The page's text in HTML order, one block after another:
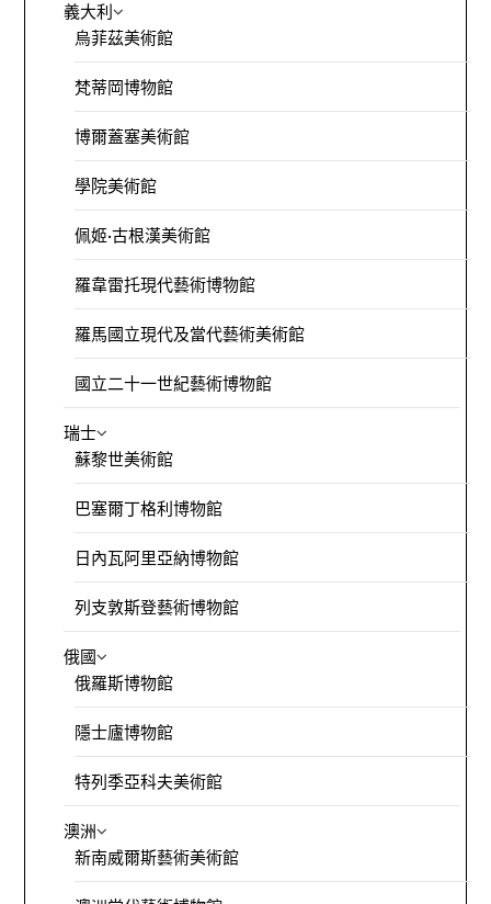
義大利
烏菲茲美術館
梵蒂岡博物館
博爾蓋塞美術館
學院美術館
佩姬·古根漢美術館
羅韋雷托現代藝術博物館
羅馬國立現代及當代藝術美術館
國立二十一世紀藝術博物館
瑞士
蘇黎世美術館
巴塞爾丁格利博物館
日內瓦阿里亞納博物館
列支敦斯登藝術博物館
俄國
俄羅斯博物館
隱士廬博物館
特列季亞科夫美術館
澳洲
新南威爾斯藝術美術館